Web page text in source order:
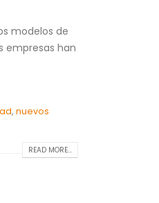
modelos de
empresas han
, nuevos
READ MORE...